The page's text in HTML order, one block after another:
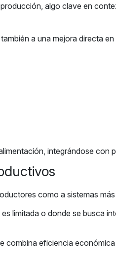
algo clave en
a una mejora directa
integrándose con
como a sistemas
limitada o donde se busca
eficiencia